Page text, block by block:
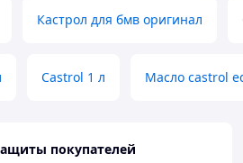
Кастрол для бмв оригинал
Castrol 1 л Масло castrol
покупателей